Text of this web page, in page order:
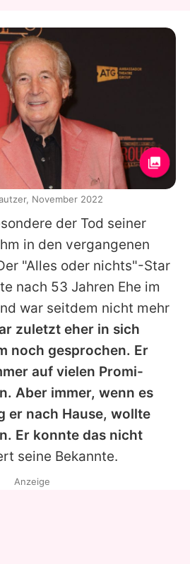
der Tod seiner
in den vergangenen
"Alles oder nichts"-Star
nach 53 Jahren Ehe im
war seitdem nicht mehr
zuletzt eher in sich
noch gesprochen. Er
auf vielen Promi-
Aber immer, wenn es
er nach Hause, wollte
Er konnte das nicht
seine Bekannte.
November 2022
Anzeige